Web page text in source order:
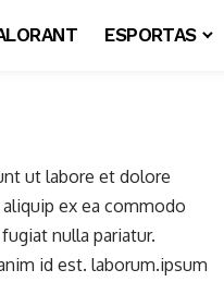
ESPORTAS
ut labore et dolore
ex ea commodo
nulla pariatur.
id est. laborum.ipsum